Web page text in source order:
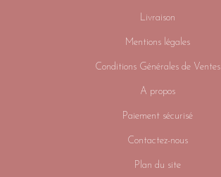
Livraison
Mentions légales
Conditions Générales de Ventes
A propos
Paiement sécurisé
Contactez-nous
Plan du site